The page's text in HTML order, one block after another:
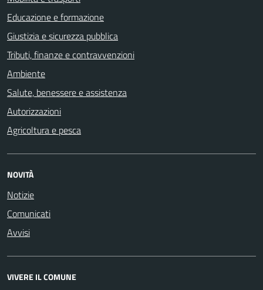
Educazione e formazione
Giustizia e sicurezza pubblica
Tributi, finanze e contravvenzioni
Ambiente
Salute, benessere e assistenza
Autorizzazioni
Agricoltura e pesca
NOVITÀ
Notizie
Comunicati
Avvisi
VIVERE IL COMUNE